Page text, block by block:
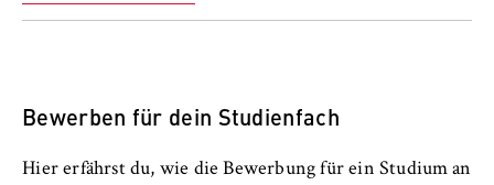
Unterrichtssprache
Abschluss
Wintersemester (1.10.)
Dual
Bewerben für dein Studienfach
Hier erfährst du, wie die Bewerbung für ein Studium an